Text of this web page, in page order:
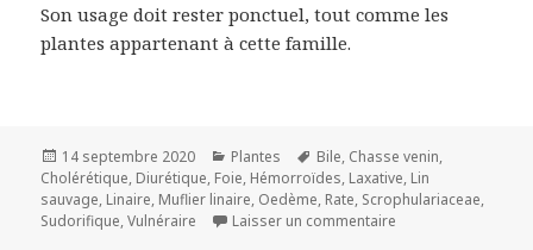
Son usage doit rester ponctuel, tout comme les
plantes appartenant à cette famille.
Publié
le
14 septembre 2020 Catégories
Plantes
Mots-
clés
Bile, Chasse venin,
Cholérétique, Diurétique, Foie, Hémorroïdes, Laxative, Lin
sauvage, Linaire, Muflier linaire, Oedème, Rate, Scrophulariaceae,
Sudorifique,Vulnéraire Laisser un commentaire